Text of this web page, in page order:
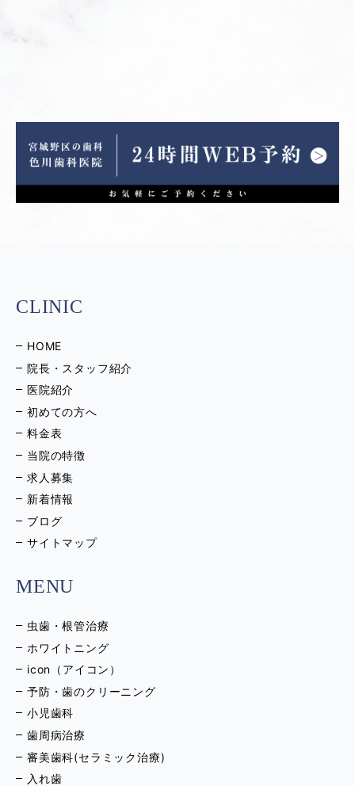
CLINIC
HOME
院長・スタッフ紹介
医院紹介
初めての方へ
料金表
当院の特徴
求人募集
新着情報
ブログ
サイトマップ
MENU
虫歯・根管治療
ホワイトニング
icon（アイコン）
予防・歯のクリーニング
小児歯科
歯周病治療
審美歯科(セラミック治療)
入れ歯